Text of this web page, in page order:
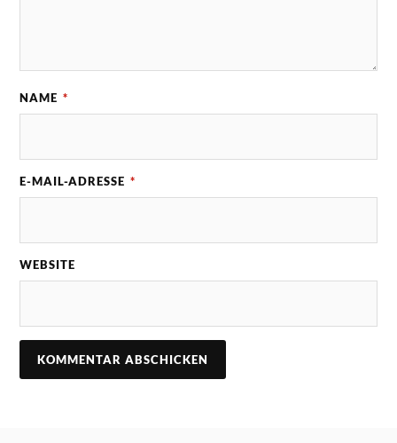
NAME *
E-MAIL-ADRESSE *
WEBSITE